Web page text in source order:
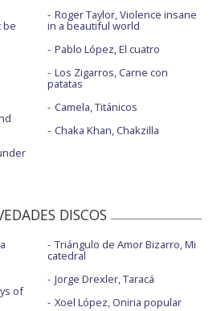
be
Roger Taylor, Violence insane
in a beautiful world
Pablo López, El cuatro
Los Zigarros, Carne con
patatas
Camela, Titánicos
Chaka Khan, Chakzilla
DISCOS
of
Triángulo de Amor Bizarro, Mi
catedral
Jorge Drexler, Taracá
Xoel López, Oniria popular